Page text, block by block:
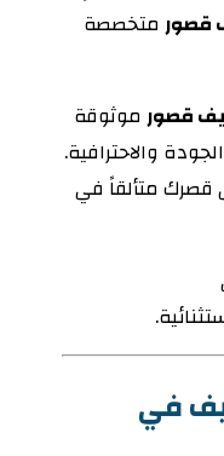
قصور متخصصة
قصور موثوقة
والاحترافية.
قصرك متألقاً في
في